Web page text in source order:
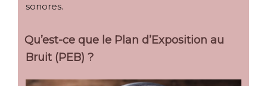
sonores.
Qu’est-ce que le Plan d’Exposition au
Bruit (PEB) ?